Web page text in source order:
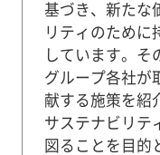
基づき、新たな
リティのために
しています。そ
グループ各社が
献する施策を紹
サステナビリテ
図ることを目的